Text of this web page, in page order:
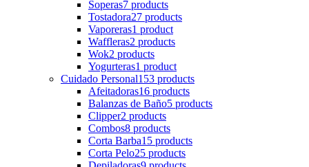
Soperas7 products
Tostadora27 products
Vaporeras1 product
Waffleras2 products
Wok2 products
Yogurteras1 product
Cuidado Personal153 products
Afeitadoras16 products
Balanzas de Baño5 products
Clipper2 products
Combos8 products
Corta Barba15 products
Corta Pelo25 products